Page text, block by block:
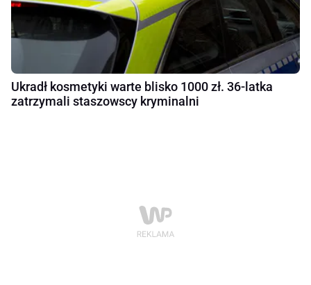
Ukradł kosmetyki warte blisko 1000 zł. 36-latka
zatrzymali staszowscy kryminalni